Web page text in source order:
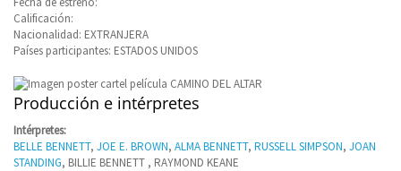
Calificación:
Nacionalidad: EXTRANJERA
Países participantes: ESTADOS UNIDOS
Producción e intérpretes
Intérpretes:
BELLE BENNETT, JOE E. BROWN, ALMA BENNETT, RUSSELL SIMPSON, JOAN
STANDING, BILLIE BENNETT , RAYMOND KEANE